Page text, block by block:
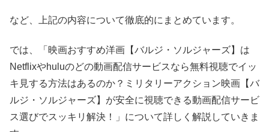
など、上記の内容について徹底的にまとめています。
では、「映画おすすめ洋画【バルジ・ソルジャーズ】は
Netflixやhuluのどの動画配信サービスなら無料視聴でイッ
キ見する方法はあるのか？ミリタリーアクション映画【バ
ルジ・ソルジャーズ】が安全に視聴できる動画配信サービ
ス選びでスッキリ解決！」について詳しく解説していきま